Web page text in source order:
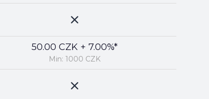
50.00 CZK + 7.00%*
Min: 1000 CZK